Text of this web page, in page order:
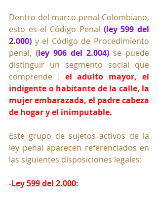
Dentro del marco penal Colombiano,
esto es el Código Penal (ley 599 del
2.000) y el Código de Procedimiento
penal, (ley 906 del 2.004) se puede
distinguir un segmento social que
comprende : el adulto mayor, el
indigente o habitante de la calle, la
mujer embarazada, el padre cabeza
de hogar y el inimputable.
Este grupo de sujetos activos de la
ley penal aparecen referenciados en
las siguientes disposiciones legales:
-Ley 599 del 2.000: